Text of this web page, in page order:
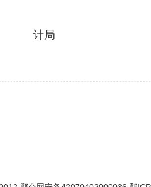
州市委审
计局